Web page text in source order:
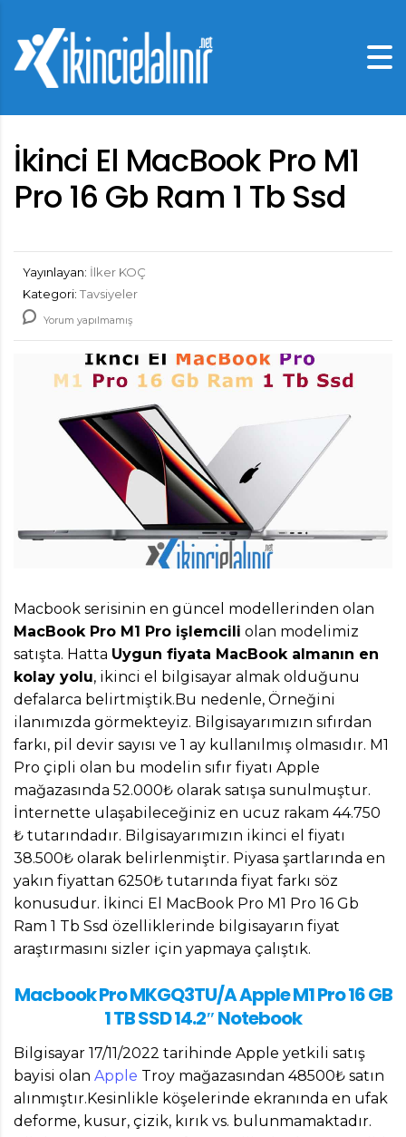
İkinci El MacBook Pro M1
Pro 16 Gb Ram 1 Tb Ssd
Yayınlayan: İlker KOÇ
Kategori: Tavsiyeler
Yorum yapılmamış
Macbook serisinin en güncel modellerinden olan
MacBook Pro M1 Pro işlemcili olan modelimiz
satışta. Hatta Uygun fiyata MacBook almanın en
kolay yolu, ikinci el bilgisayar almak olduğunu
defalarca belirtmiştik.Bu nedenle, Örneğini
ilanımızda görmekteyiz. Bilgisayarımızın sıfırdan
farkı, pil devir sayısı ve 1 ay kullanılmış olmasıdır. M1
Pro çipli olan bu modelin sıfır fiyatı Apple
mağazasında 52.000₺ olarak satışa sunulmuştur.
İnternette ulaşabileceğiniz en ucuz rakam 44.750
₺ tutarındadır. Bilgisayarımızın ikinci el fiyatı
38.500₺ olarak belirlenmiştir. Piyasa şartlarında en
yakın fiyattan 6250₺ tutarında fiyat farkı söz
konusudur. İkinci El MacBook Pro M1 Pro 16 Gb
Ram 1 Tb Ssd özelliklerinde bilgisayarın fiyat
araştırmasını sizler için yapmaya çalıştık.
Macbook Pro MKGQ3TU/A Apple M1 Pro 16 GB
1 TB SSD 14.2″ Notebook
Bilgisayar 17/11/2022 tarihinde Apple yetkili satış
bayisi olan Apple Troy mağazasından 48500₺ satın
alınmıştır.Kesinlikle köşelerinde ekranında en ufak
deforme, kusur, çizik, kırık vs. bulunmamaktadır.